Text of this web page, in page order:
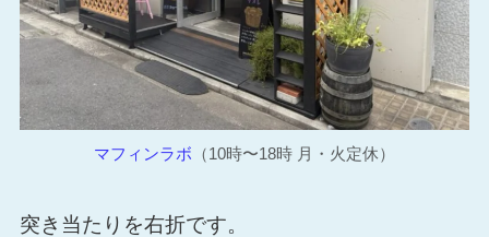
マフィンラボ （10時〜18時 月・火定休）
突き当たりを右折です。